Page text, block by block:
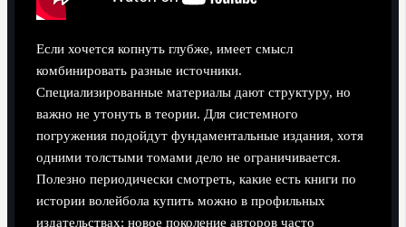
Если хочется копнуть глубже, имеет смысл
комбинировать разные источники.
Специализированные материалы дают структуру, но
важно не утонуть в теории. Для системного
погружения подойдут фундаментальные издания, хотя
одними толстыми томами дело не ограничивается.
Полезно периодически смотреть, какие есть книги по
истории волейбола купить можно в профильных
издательствах: новое поколение авторов часто